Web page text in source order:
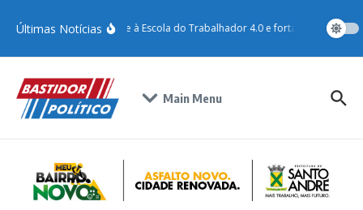
Últimas Notícias
Santo André adere à Escola do Trabalhador 4.0 e fortalece
Main Menu